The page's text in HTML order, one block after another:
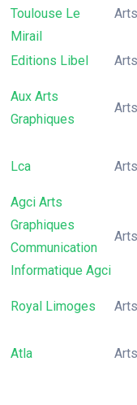
Toulouse Le
Mirail
Arts
Editions Libel Arts
Aux Arts
Graphiques
Arts
Lca Arts
Agci Arts
Graphiques
Communication
Informatique Agci
Arts
Royal Limoges Arts
Atla Arts